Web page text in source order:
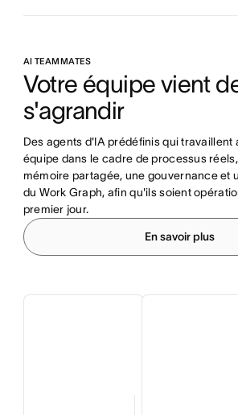
AI TEAMMATES
Votre équipe vient
s'agrandir
Des agents d'IA prédéfinis qui travaillent
équipe dans le cadre de processus
mémoire partagée, une gouvernance et
du Work Graph, afin qu'ils soient
premier jour.
En savoir plus